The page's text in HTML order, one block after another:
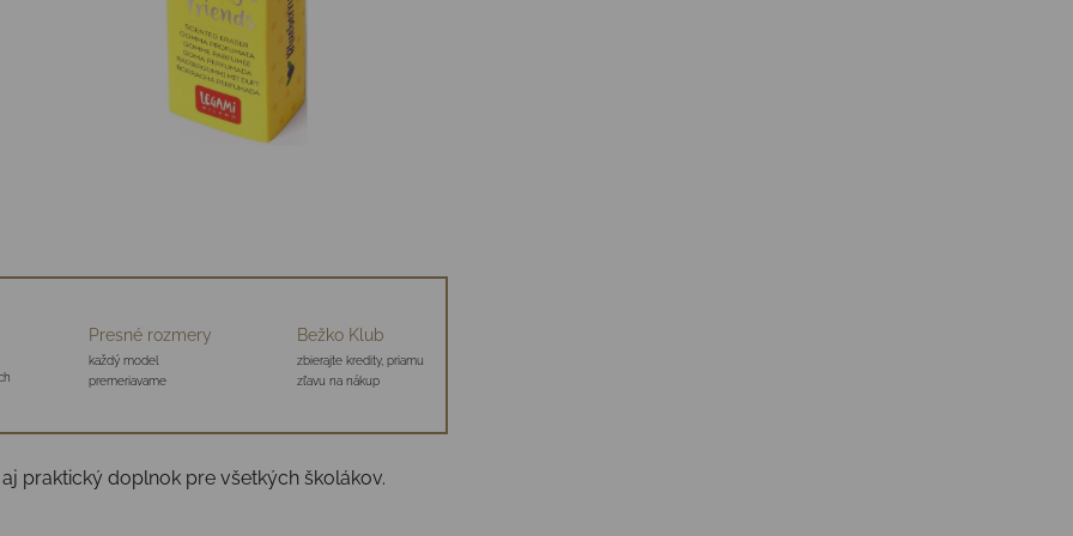
Presné rozmery
každý model
premeriavame
Bežko Klub
zbierajte kredity, priamu
zľavu na nákup
praktický doplnok pre všetkých školákov.